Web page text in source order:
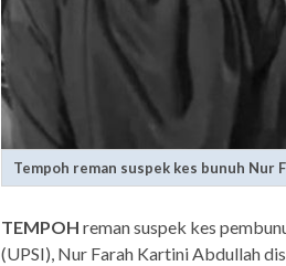
Tempoh reman suspek kes bunuh
TEMPOH reman suspek kes
(UPSI), Nur Farah Kartini Abdullah